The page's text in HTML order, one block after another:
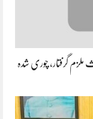
ملزم گرفتار، چوری شدہ